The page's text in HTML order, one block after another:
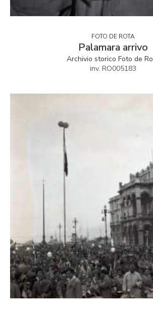
FOTO DE ROTA
Palamara arrivo
Archivio storico Foto de
inv. RO005183